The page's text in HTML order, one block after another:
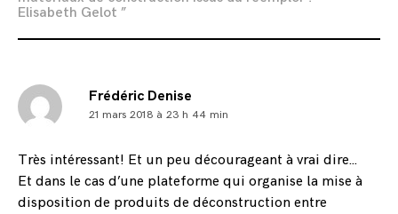
Droit
Elisabeth Gelot ”
Frédéric Denise
21 mars 2018 à 23 h 44 min
Très intéressant! Et un peu décourageant à vrai dire…
Et dans le cas d’une plateforme qui organise la mise à
disposition de produits de déconstruction entre